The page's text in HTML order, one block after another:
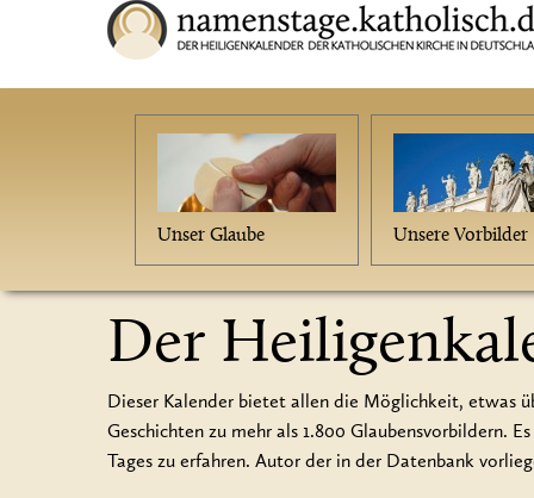
Unser Glaube Unsere Vorbilder
Der
Dieser Kalender bietet allen die Möglichkeit, etwas
Geschichten zu mehr als 1.800 Glaubensvorbildern.
Tages zu erfahren. Autor der in der Datenbank